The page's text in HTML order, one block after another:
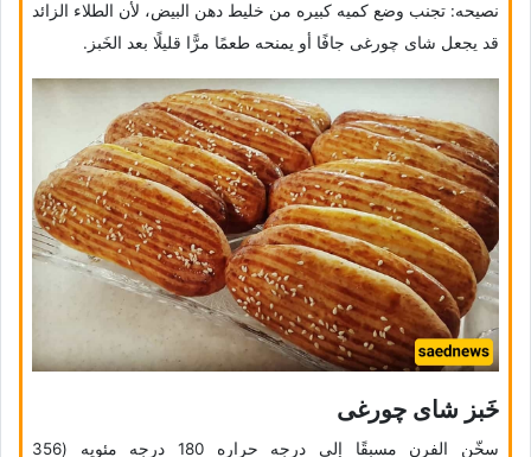
نصیحه: تجنب وضع کمیه کبیره من خلیط دهن البیض، لأن الطلاء الزائد
قد یجعل شای چورغی جافًا أو یمنحه طعمًا مرًّا قلیلًا بعد الخَبز.
خَبز شای چورغی
سخّن الفرن مسبقًا إلى درجه حراره 180 درجه مئویه (356